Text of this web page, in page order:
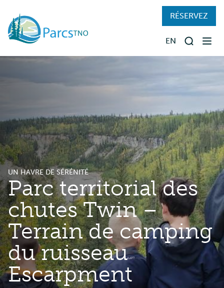
main
content
PRÉPARER VOTRE SÉJOUR
VISITER LES PARCS
À PROPOS
RÉSERVEZ
EN
UN HAVRE DE SÉRÉNITÉ
Parc territorial des
chutes Twin –
Terrain de camping
du ruisseau
Escarpment